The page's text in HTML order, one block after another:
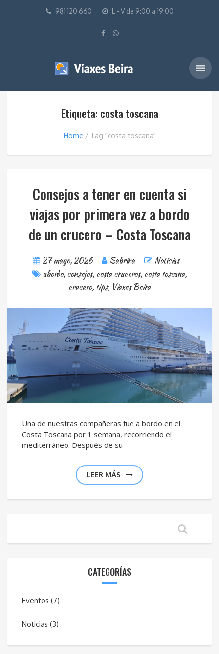
981 120 660 L - V de 9:00 a 19:00
Etiqueta: costa toscana
Home Tag "costa toscana"
Consejos a tener en cuenta si
viajas por primera vez a bordo
de un crucero – Costa Toscana
27 mayo, 2026 Sabrina
Noticias
abordo, consejos, costa cruceros, costa toscana,
crucero, tips, Viaxes Beira
Una de nuestras compañeras fue a bordo en el
Costa Toscana por 1 semana, recorriendo el
mediterráneo. Después de su
LEER MÁS
CATEGORÍAS
Eventos (7)
Noticias (3)